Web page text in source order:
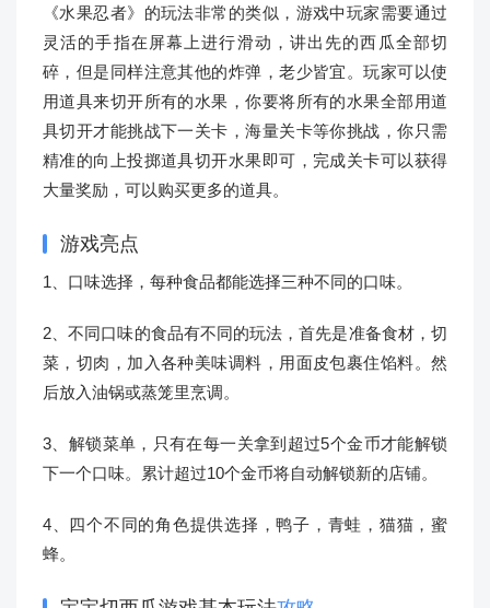
《水果忍者》的玩法非常的类似，游戏中玩家需要通过
灵活的手指在屏幕上进行滑动，讲出先的西瓜全部切
碎，但是同样注意其他的炸弹，老少皆宜。玩家可以使
用道具来切开所有的水果，你要将所有的水果全部用道
具切开才能挑战下一关卡，海量关卡等你挑战，你只需
精准的向上投掷道具切开水果即可，完成关卡可以获得
大量奖励，可以购买更多的道具。
游戏亮点
1、口味选择，每种食品都能选择三种不同的口味。
2、不同口味的食品有不同的玩法，首先是准备食材，切
菜，切肉，加入各种美味调料，用面皮包裹住馅料。然
后放入油锅或蒸笼里烹调。
3、解锁菜单，只有在每一关拿到超过5个金币才能解锁
下一个口味。累计超过10个金币将自动解锁新的店铺。
4、四个不同的角色提供选择，鸭子，青蛙，猫猫，蜜
蜂。